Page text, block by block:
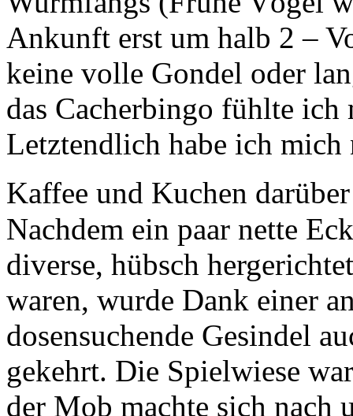
Ankunft erst um halb 2 –
keine volle Gondel oder
das Cacherbingo fühlte
Letztendlich habe ich
Kaffee und Kuchen
Nachdem ein paar nette
diverse, hübsch
waren, wurde Dank einer
dosensuchende Gesindel
gekehrt. Die Spielwiese
der Mob machte sich nach